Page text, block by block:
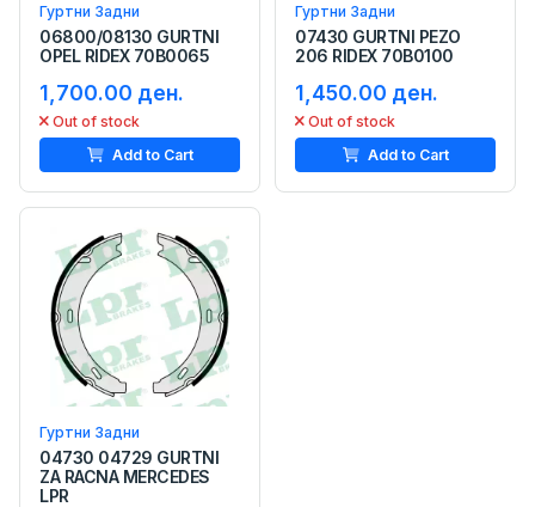
Гуртни Задни
06800/08130 GURTNI
OPEL RIDEX 70B0065
1,700.00 ден.
Out of stock
Add to Cart
Гуртни Задни
07430 GURTNI PEZO
206 RIDEX 70B0100
1,450.00 ден.
Out of stock
Add to Cart
Гуртни Задни
04730 04729 GURTNI
ZA RACNA MERCEDES
LPR